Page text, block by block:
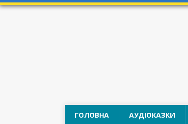
ГОЛОВНА АУДІОКАЗКИ